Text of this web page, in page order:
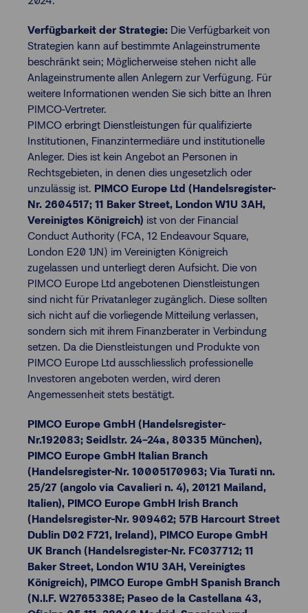
Verfügbarkeit der Strategie: Die Verfügbarkeit von
Strategien kann auf bestimmte Anlageinstrumente
beschränkt sein; Möglicherweise stehen nicht alle
Anlageinstrumente allen Anlegern zur Verfügung. Für
weitere Informationen wenden Sie sich bitte an Ihren
PIMCO-Vertreter.
PIMCO erbringt Dienstleistungen für qualifizierte
Institutionen, Finanzintermediäre und institutionelle
Anleger. Dies ist kein Angebot an Personen in
Rechtsgebieten, in denen dies ungesetzlich oder
unzulässig ist. PIMCO Europe Ltd (Handelsregister-
Nr. 2604517; 11 Baker Street, London W1U 3AH,
Vereinigtes Königreich) ist von der Financial
Conduct Authority (FCA, 12 Endeavour Square,
London E20 1JN) im Vereinigten Königreich
zugelassen und unterliegt deren Aufsicht. Die von
PIMCO Europe Ltd angebotenen Dienstleistungen
sind nicht für Privatanleger zugänglich. Diese sollten
sich nicht auf die vorliegende Mitteilung verlassen,
sondern sich mit ihrem Finanzberater in Verbindung
setzen. Da die Dienstleistungen und Produkte von
PIMCO Europe Ltd ausschliesslich professionelle
Investoren angeboten werden, wird deren
Angemessenheit stets bestätigt.
PIMCO Europe GmbH (Handelsregister-
Nr.192083; Seidlstr. 24–24a, 80335 München),
PIMCO Europe GmbH Italian Branch
(Handelsregister-Nr. 10005170963; Via Turati nn.
25/27 (angolo via Cavalieri n. 4), 20121 Mailand,
Italien), PIMCO Europe GmbH Irish Branch
(Handelsregister-Nr. 909462; 57B Harcourt Street
Dublin D02 F721, Ireland), PIMCO Europe GmbH
UK Branch (Handelsregister-Nr. FC037712; 11
Baker Street, London W1U 3AH, Vereinigtes
Königreich), PIMCO Europe GmbH Spanish Branch
(N.I.F. W2765338E; Paseo de la Castellana 43,